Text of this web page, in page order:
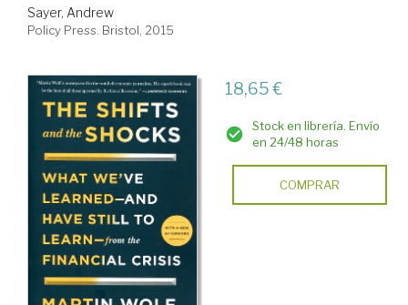
Sayer, Andrew
Policy Press. Bristol, 2015
18,65 €
Stock en librería. Envío
en 24/48 horas
COMPRAR